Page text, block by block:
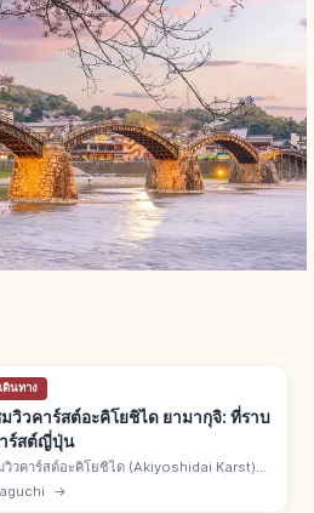
ดินทาง
วิวคาร์สต์อะคิโยชิได ยามากุจิ: ที่ราบ
ร์สต์ญี่ปุ่น
วคาร์สต์อะคิโยชิได (Akiyoshidai Karst)
มวิวบนอะคิโยชิไดมิเนะ จ.ยามากุจิ ที่ราบสูง
ต์ทุ่งหญ้ามีหินปูนกระจาย คาร์เรนเฟลด์ โดลีน
→